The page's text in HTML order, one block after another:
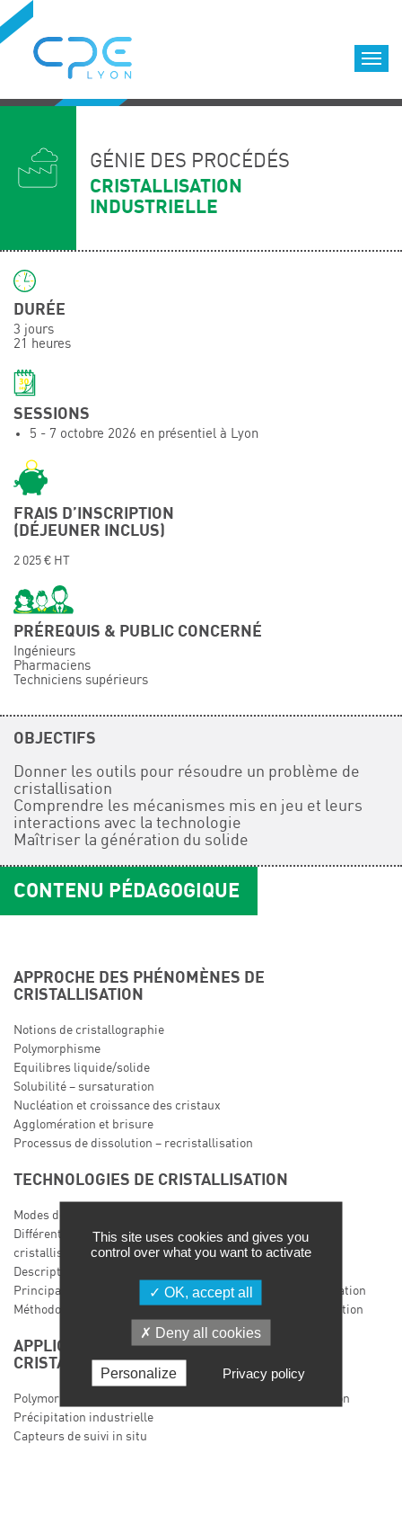
Formations qualifiantes
Formations diplômantes
Infos pratiques
Événements
CHEMISTRY
Contacts
GÉNIE DES PROCÉDÉS
CRISTALLISATION
INDUSTRIELLE
DURÉE
3 jours
21 heures
SESSIONS
5 - 7 octobre 2026 en présentiel à Lyon
FRAIS D’INSCRIPTION
(DÉJEUNER INCLUS)
2 025 € HT
PRÉREQUIS & PUBLIC CONCERNÉ
Ingénieurs
Pharmaciens
Techniciens supérieurs
OBJECTIFS
Donner les outils pour résoudre un problème de
cristallisation
Comprendre les mécanismes mis en jeu et leurs
interactions avec la technologie
Maîtriser la génération du solide
CONTENU PÉDAGOGIQUE
APPROCHE DES PHÉNOMÈNES DE
CRISTALLISATION
Notions de cristallographie
Polymorphisme
Equilibres liquide/solide
Solubilité – sursaturation
Nucléation et croissance des cristaux
Agglomération et brisure
Processus de dissolution – recristallisation
TECHNOLOGIES DE CRISTALLISATION
Modes de génération de la sursaturation
Différents principes de fonctionnement des cristallisoirs :
cristallisation, précipitation, relargage
Description et fonctionnement des cristallisoirs industriels
Principaux paramètres de marche des appareils et optimisation
Méthodologie et moyens d’étude des cristallisations en solution
APPLICATIONS PARTICULIÈRES DE
CRISTALLISATION
Polymorphisme dans le procédé de cristallisation en solution
Précipitation industrielle
Capteurs de suivi in situ
Cookies management panel
This site uses cookies and gives you
control over what you want to activate
OK, accept all
Deny all cookies
Personalize Privacy policy